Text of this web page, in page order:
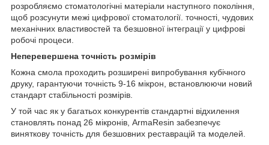
розробляємо стоматологічні матеріали наступного покоління,
щоб розсунути межі цифрової стоматології. точності, чудових
механічних властивостей та безшовної інтеграції у цифрові
робочі процеси.
Неперевершена точність розмірів
Кожна смола проходить розширені випробування кубічного
друку, гарантуючи точність 9-16 мікрон, встановлюючи новий
стандарт стабільності розмірів.
У той час як у багатьох конкурентів стандартні відхилення
становлять понад 26 мікронів, ArmaResin забезпечує
виняткову точність для безшовних реставрацій та моделей.